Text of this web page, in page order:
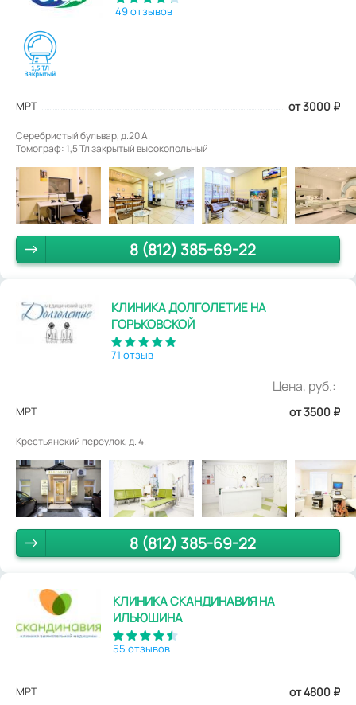
49 отзывов
МРТ от 3000 ₽
Серебристый бульвар, д.20 А.
Томограф: 1,5 Тл закрытый высокопольный
8 (812) 385-69-22
КЛИНИКА ДОЛГОЛЕТИЕ НА
ГОРЬКОВСКОЙ
71 отзыв
Цена, руб.:
МРТ от 3500 ₽
Крестьянский переулок, д. 4.
8 (812) 385-69-22
КЛИНИКА СКАНДИНАВИЯ НА
ИЛЬЮШИНА
55 отзывов
МРТ от 4800 ₽